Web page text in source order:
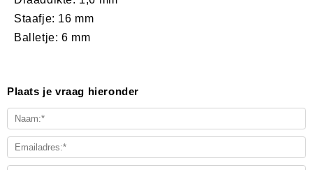
Staafje: 16 mm
Balletje: 6 mm
Plaats je vraag hieronder